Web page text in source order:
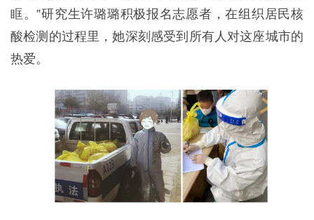
眶。”研究生许璐璐积极报名志愿者，在组织居民核
酸检测的过程里，她深刻感受到所有人对这座城市的
热爱。